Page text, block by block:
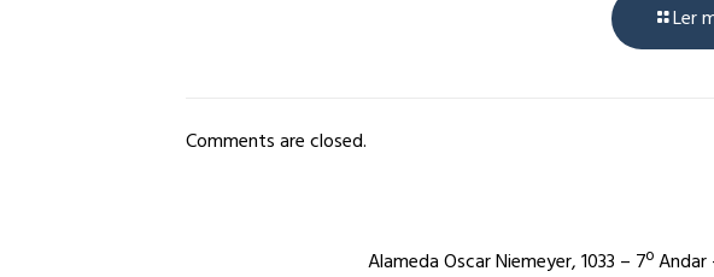
Ler
Comments are closed.
Alameda Oscar Niemeyer, 1033 – 7º